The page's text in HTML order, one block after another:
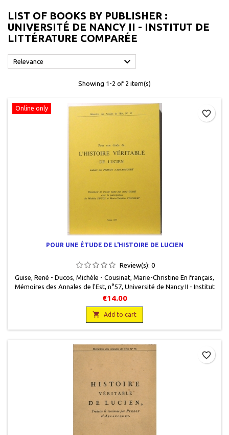
LIST OF BOOKS BY PUBLISHER :
UNIVERSITÉ DE NANCY II - INSTITUT DE
LITTÉRATURE COMPARÉE
Relevance 
Showing 1-2 of 2 item(s)
Online only
POUR UNE ÉTUDE DE L'HISTOIRE DE LUCIEN
Review(s): 0
Guise, René - Ducos, Michèle - Cousinat, Marie-Christine En français,
Mémoires des Annales de l'Est, n°57, Université de Nancy II - Institut
de littérature comparée, 1977, 15 x 21, XLII + 83 pages, broché. Neuf.
€14.00
 Add to cart
favorite_border
favorite_border